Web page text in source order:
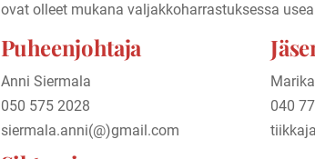
ovat olleet mukana valjakkoharrastuksessa
Puheenjohtaja
Anni Siermala
050 575 2028
siermala.anni(@)gmail.com
040